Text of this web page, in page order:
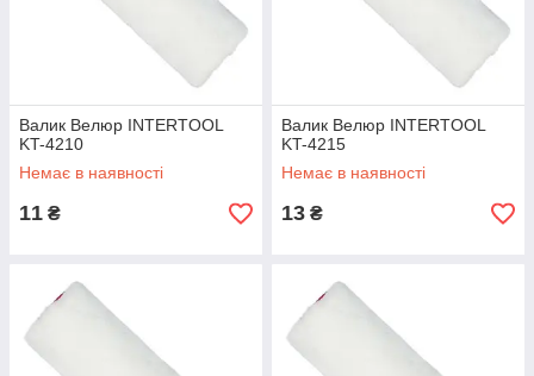
Валик Велюр INTERTOOL
KT-4210
Немає в наявності
11 ₴
Валик Велюр INTERTOOL
KT-4215
Немає в наявності
13 ₴